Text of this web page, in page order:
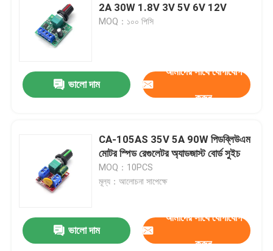
2A 30W 1.8V 3V 5V 6V 12V
MOQ：১০০ পিসি
ভালো দাম
আমাদের সাথে যোগাযোগ
করুন
CA-105AS 35V 5A 90W পিডব্লিউএম
মোটর স্পিড রেগুলেটর অ্যাডজাস্ট বোর্ড সুইচ
MOQ：10PCS
মূল্য：আলোচনা সাপেক্ষে
ভালো দাম
আমাদের সাথে যোগাযোগ
করুন